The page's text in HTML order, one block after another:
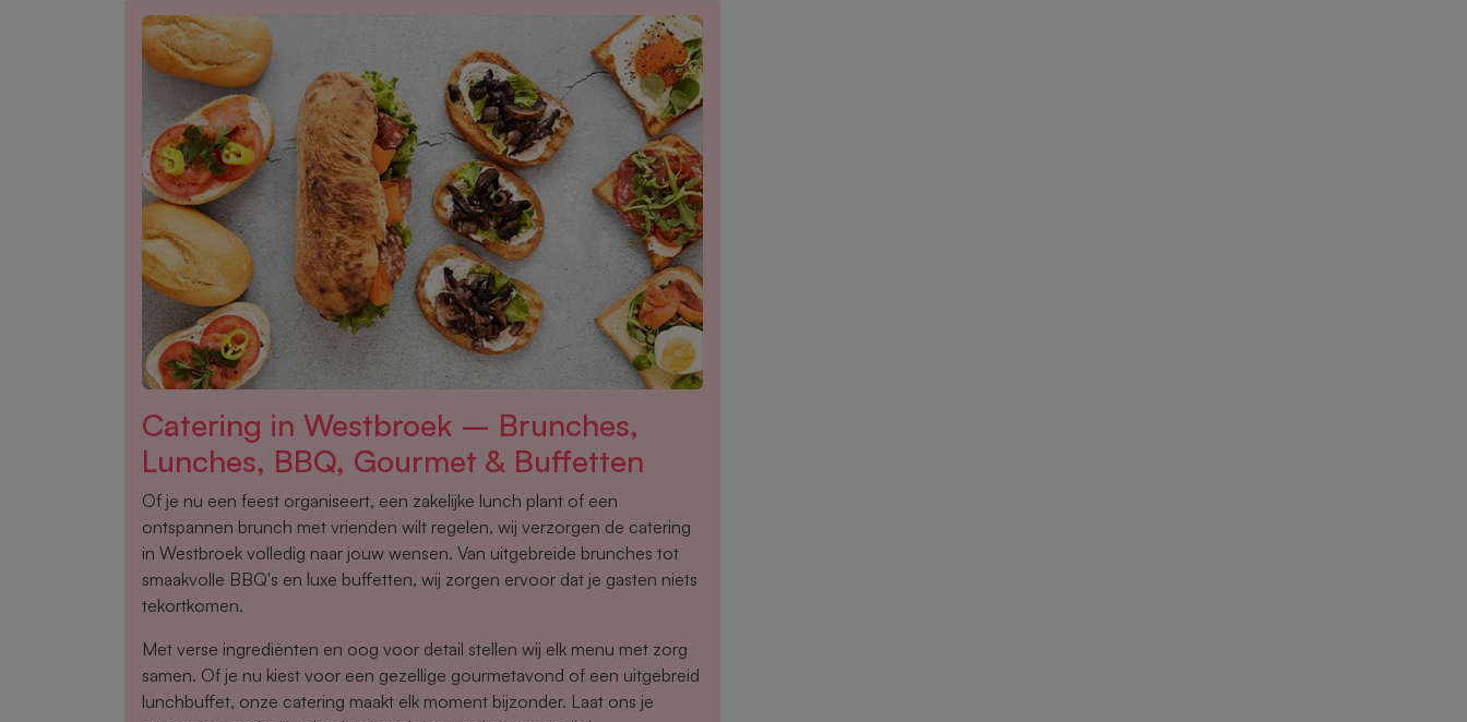
Catering in Westbroek – Brunches,
Lunches, BBQ, Gourmet & Buffetten
Of je nu een feest organiseert, een zakelijke lunch plant of een
ontspannen brunch met vrienden wilt regelen, wij verzorgen de catering
in Westbroek volledig naar jouw wensen. Van uitgebreide brunches tot
smaakvolle BBQ's en luxe buffetten, wij zorgen ervoor dat je gasten niets
tekortkomen.
Met verse ingrediënten en oog voor detail stellen wij elk menu met zorg
samen. Of je nu kiest voor een gezellige gourmetavond of een uitgebreid
lunchbuffet, onze catering maakt elk moment bijzonder. Laat ons je